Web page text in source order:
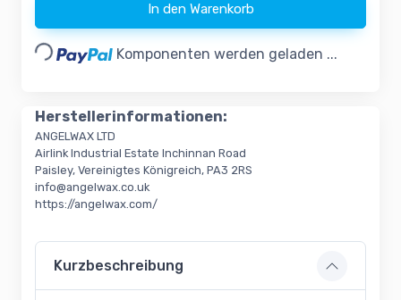
In den Warenkorb
Loading... Komponenten werden geladen ...
Herstellerinformationen:
ANGELWAX LTD
Airlink Industrial Estate Inchinnan Road
Paisley, Vereinigtes Königreich, PA3 2RS
info@angelwax.co.uk
https://angelwax.com/
Kurzbeschreibung